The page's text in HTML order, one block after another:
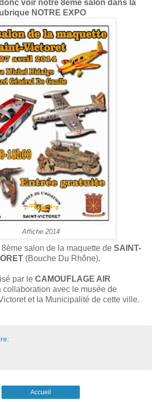
voir notre 8ème salon dans la
NOTRE EXPO
Affiche 2014
salon de la maquette de SAINT-
(Bouche Du Rhône).
par le CAMOUFLAGE AIR
collaboration avec le musée de
et la Municipalité de cette ville.
Accueil